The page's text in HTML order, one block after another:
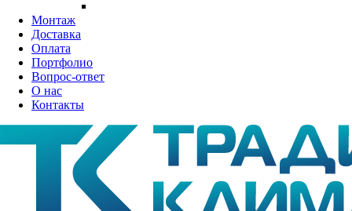
Монтаж
Доставка
Оплата
Портфолио
Вопрос-ответ
О нас
Контакты